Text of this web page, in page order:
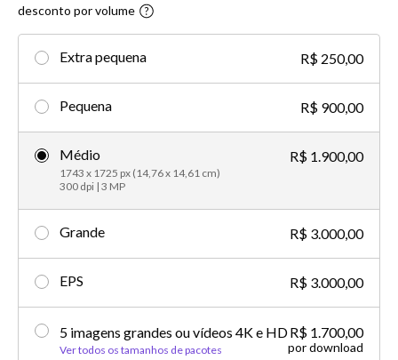
desconto por volume​
Extra pequena R$ 250,00
Pequena R$ 900,00
Médio
1743 x 1725 px (14,76 x 14,61 cm)
300 dpi | 3 MP
R$ 1.900,00
Grande R$ 3.000,00
EPS R$ 3.000,00
5 imagens grandes ou vídeos 4K e HD
Ver todos os tamanhos de pacotes
R$ 1.700,00
por download